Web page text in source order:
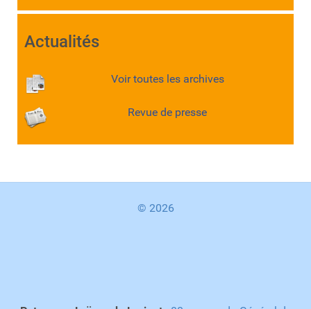
Actualités
Voir toutes les archives
Revue de presse
© 2026